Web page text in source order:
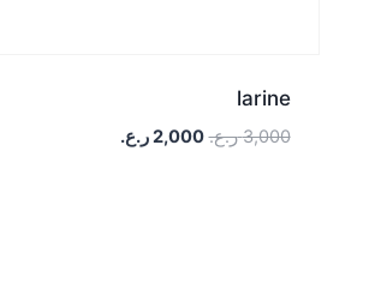
larine
3,000 ر.ع. 2,000ر.ع.